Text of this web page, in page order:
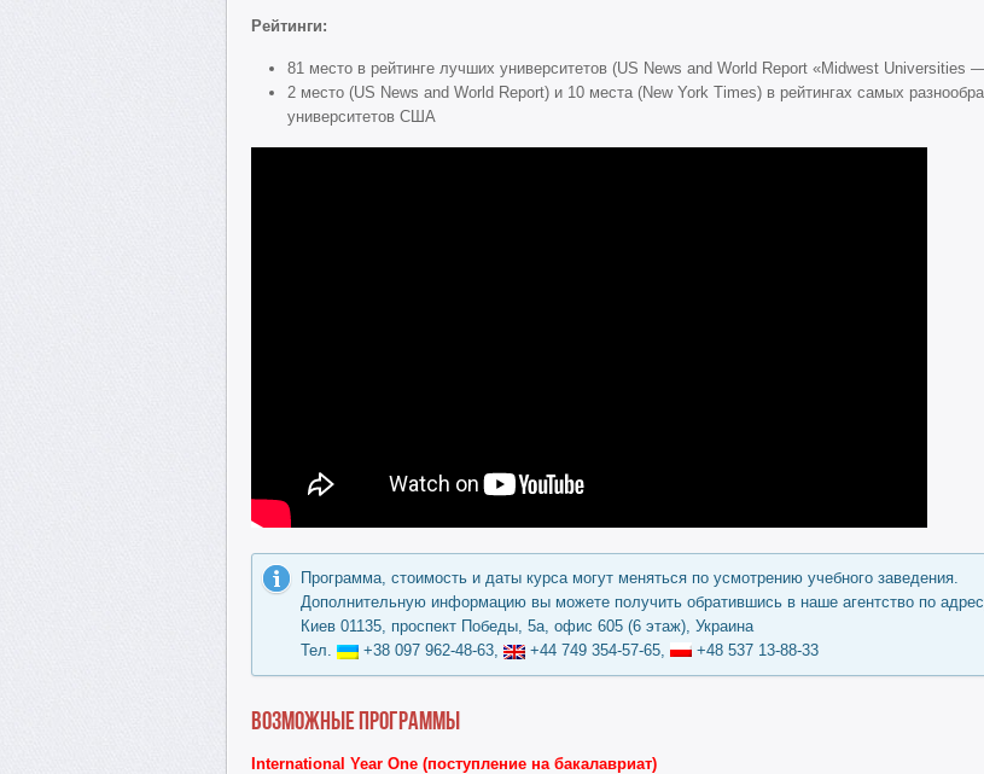
Рейтинги:
81 место в рейтинге лучших университетов (US News and World Report «Midwest Universities
2 место (US News and World Report) и 10 места (New York Times) в рейтингах самых
университетов США
Программа, стоимость и даты курса могут меняться по усмотрению учебного заведения.
Дополнительную информацию вы можете получить обратившись в наше агентство по
Киев 01135, проспект Победы, 5а, офис 605 (6 этаж), Украина
Тел.
+38 097 962-48-63, +44 749 354-57-65, +48 537 13-88-33
Возможные программы
International Year One (поступление на бакалавриат)